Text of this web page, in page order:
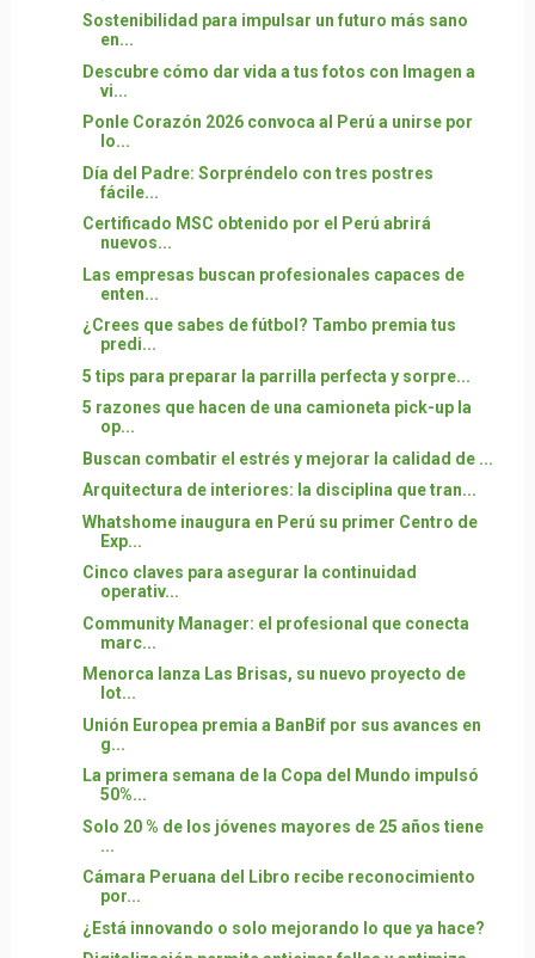
Sostenibilidad para impulsar un futuro más sano
en...
Descubre cómo dar vida a tus fotos con Imagen a
vi...
Ponle Corazón 2026 convoca al Perú a unirse por
lo...
Día del Padre: Sorpréndelo con tres postres
fácile...
Certificado MSC obtenido por el Perú abrirá
nuevos...
Las empresas buscan profesionales capaces de
enten...
¿Crees que sabes de fútbol? Tambo premia tus
predi...
5 tips para preparar la parrilla perfecta y sorpre...
5 razones que hacen de una camioneta pick-up la
op...
Buscan combatir el estrés y mejorar la calidad de ...
Arquitectura de interiores: la disciplina que tran...
Whatshome inaugura en Perú su primer Centro de
Exp...
Cinco claves para asegurar la continuidad
operativ...
Community Manager: el profesional que conecta
marc...
Menorca lanza Las Brisas, su nuevo proyecto de
lot...
Unión Europea premia a BanBif por sus avances en
g...
La primera semana de la Copa del Mundo impulsó
50%...
Solo 20 % de los jóvenes mayores de 25 años tiene
...
Cámara Peruana del Libro recibe reconocimiento
por...
¿Está innovando o solo mejorando lo que ya hace?